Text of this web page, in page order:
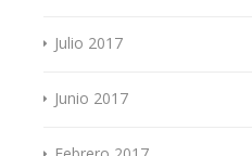
Julio 2017
Junio 2017